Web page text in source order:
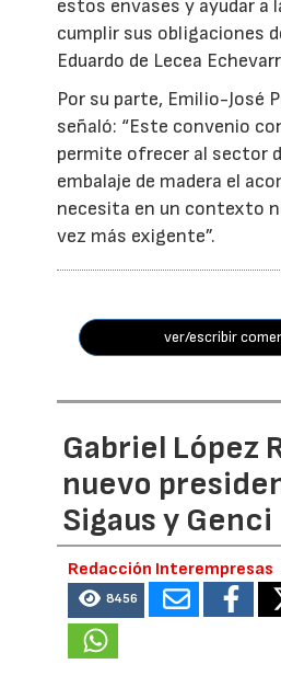
estos envases y ayudar a
cumplir sus obligaciones
Eduardo de Lecea
Por su parte, Emilio-José
señaló: “Este convenio
permite ofrecer al sector
embalaje de madera el
necesita en un contexto
vez más exigente”.
ver/escribir
Gabriel López
nuevo
Sigaus y Genci
Redacción Interempresas
8456